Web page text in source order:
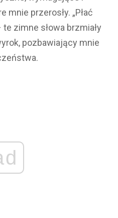
mnie przerosły. „Płać
zimne słowa brzmiały
pozbawiający mnie